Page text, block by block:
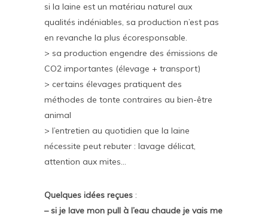
si la laine est un matériau naturel aux
qualités indéniables, sa production n’est pas
en revanche la plus écoresponsable.
> sa production engendre des émissions de
CO2 importantes (élevage + transport)
> certains élevages pratiquent des
méthodes de tonte contraires au bien-être
animal
> l’entretien au quotidien que la laine
nécessite peut rebuter : lavage délicat,
attention aux mites…
Quelques idées reçues :
– si je lave mon pull à l’eau chaude je vais me